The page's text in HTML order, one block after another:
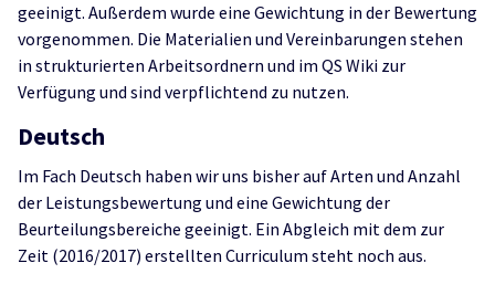
geeinigt. Außerdem wurde eine Gewichtung in der Bewertung
vorgenommen. Die Materialien und Vereinbarungen stehen
in strukturierten Arbeitsordnern und im QS Wiki zur
Verfügung und sind verpflichtend zu nutzen.
Deutsch
Im Fach Deutsch haben wir uns bisher auf Arten und Anzahl
der Leistungsbewertung und eine Gewichtung der
Beurteilungsbereiche geeinigt. Ein Abgleich mit dem zur
Zeit (2016/2017) erstellten Curriculum steht noch aus.